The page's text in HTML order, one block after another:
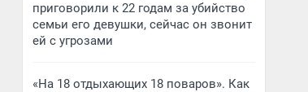
приговорили к 22 годам за убийство
семьи его девушки, сейчас он звонит
ей с угрозами
«На 18 отдыхающих 18 поваров». Как